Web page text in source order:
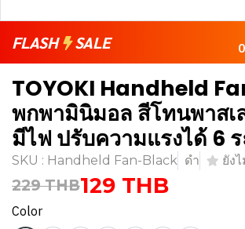
FLASH SALE
TOYOKI Handheld
พกพามินิมอล สีโทนพาสเ
มีไฟ ปรับความแรงได้ 6
SKU : Handheld Fan-Black ดำ ยัง
229 THB129 THB
Color